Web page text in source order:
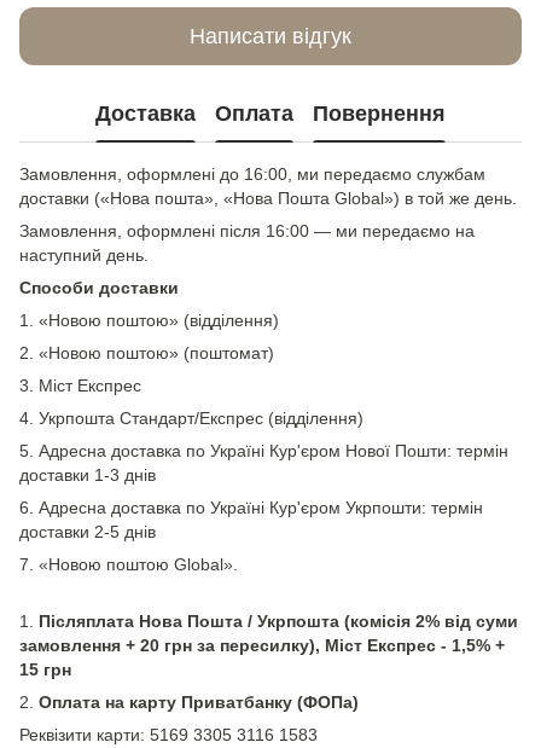
Написати відгук
Доставка Оплата Повернення
Замовлення, оформлені до 16:00, ми передаємо службам
доставки («Нова пошта», «Нова Пошта Global») в той же день.
Замовлення, оформлені після 16:00 — ми передаємо на
наступний день.
Способи доставки
1. «Новою поштою» (відділення)
2. «Новою поштою» (поштомат)
3. Міст Експрес
4. Укрпошта Стандарт/Експрес (відділення)
5. Адресна доставка по Україні Кур'єром Нової Пошти: термін
доставки 1-3 днів
6. Адресна доставка по Україні Кур'єром Укрпошти: термін
доставки 2-5 днів
7. «Новою поштою Global».
1. Післяплата Нова Пошта / Укрпошта (комісія 2% від суми
замовлення + 20 грн за пересилку), Міст Експрес - 1,5% +
15 грн
2. Оплата на карту Приватбанку (ФОПа)
Реквізити карти: 5169 3305 3116 1583